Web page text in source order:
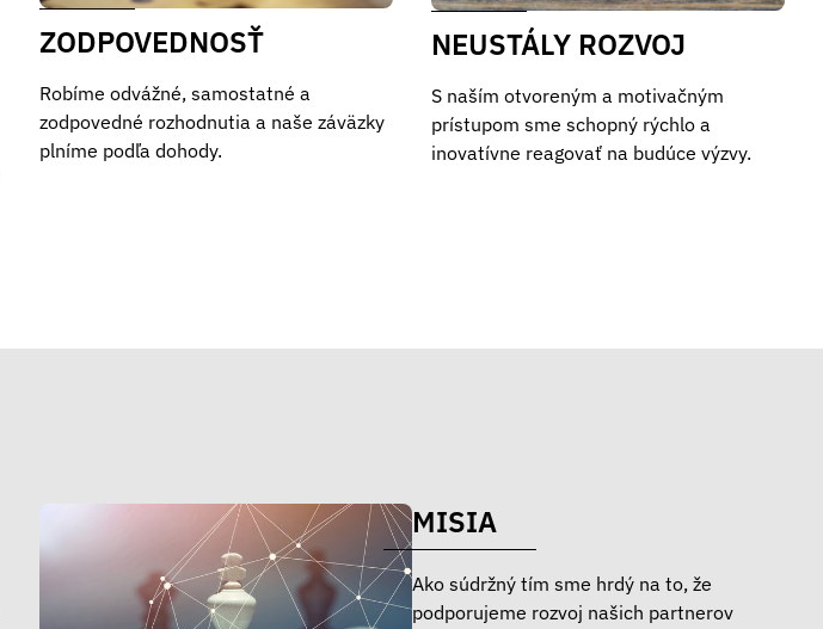
ZODPOVEDNOSŤ
Robíme odvážné, samostatné a
zodpovedné rozhodnutia a naše záväzky
plníme podľa dohody.
NEUSTÁLY ROZVOJ
S naším otvoreným a motivačným
prístupom sme schopný rýchlo a
inovatívne reagovať na budúce výzvy.
MISIA
Ako súdržný tím sme hrdý na to, že
podporujeme rozvoj našich partnerov